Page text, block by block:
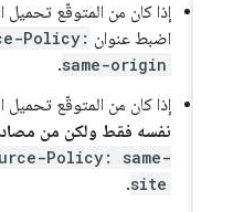
إذا كان من المتوقّع تحميل
اضبط عنوانPolicy:
same-origin
.
إذا كان من المتوقّع تحميل
نفسه فقط ولكن من مصادر
Policy: same-
site
.